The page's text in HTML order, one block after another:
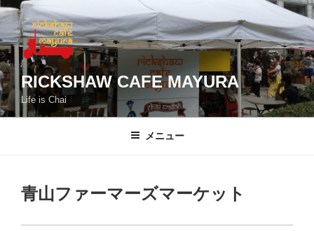
コ
テ
ン
ツ
へ
ス
RICKSHAW CAFE MAYURA
Life is Chai
メニュー
青山ファーマーズマーケット